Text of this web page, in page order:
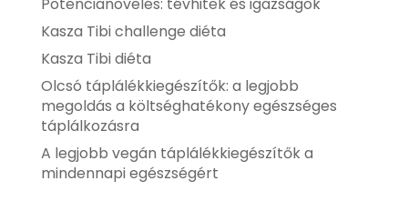
Kasza Tibi challenge diéta
Kasza Tibi diéta
Olcsó táplálékkiegészítők: a legjobb
megoldás a költséghatékony egészséges
táplálkozásra
A legjobb vegán táplálékkiegészítők a
mindennapi egészségért